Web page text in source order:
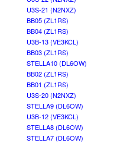
U3S-21 (N2NXZ)
BB05 (ZL1RS)
BB04 (ZL1RS)
U3B-13 (VE3KCL)
BB03 (ZL1RS)
STELLA10 (DL6OW)
BB02 (ZL1RS)
BB01 (ZL1RS)
U3S-20 (N2NXZ)
STELLA9 (DL6OW)
U3B-12 (VE3KCL)
STELLA8 (DL6OW)
STELLA7 (DL6OW)